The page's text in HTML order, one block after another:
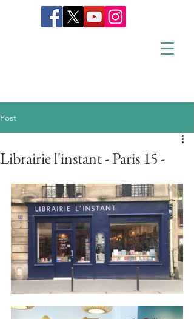
Post
Librairie l'instant - Paris 15 -